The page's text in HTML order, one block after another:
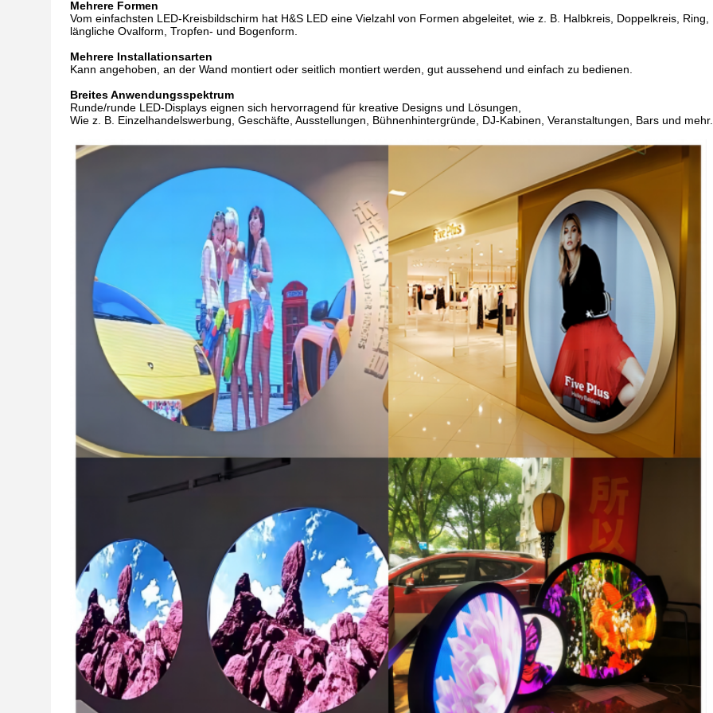
Mehrere Formen
Vom einfachsten LED-Kreisbildschirm hat H&S LED eine Vielzahl von Formen abgeleitet, wie z. B. Halbkreis, Doppelkreis, Ring,
längliche Ovalform, Tropfen- und Bogenform.
Mehrere Installationsarten
Kann angehoben, an der Wand montiert oder seitlich montiert werden, gut aussehend und einfach zu bedienen.
Breites Anwendungsspektrum
Runde/runde LED-Displays eignen sich hervorragend für kreative Designs und Lösungen,
Wie z. B. Einzelhandelswerbung, Geschäfte, Ausstellungen, Bühnenhintergründe, DJ-Kabinen, Veranstaltungen, Bars und mehr.